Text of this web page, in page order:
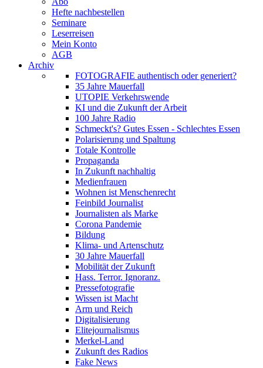
Hefte nachbestellen
Seminare
Leserreisen
Mein Konto
AGB
Archiv
FOTOGRAFIE authentisch oder generiert?
35 Jahre Mauerfall
UTOPIE Verkehrswende
KI und die Zukunft der Arbeit
100 Jahre Radio
Schmeckt's? Gutes Essen - Schlechtes Essen
Polarisierung und Spaltung
Totale Kontrolle
Propaganda
In Zukunft nachhaltig
Medienfrauen
Wohnen ist Menschenrecht
Feinbild Journalist
Journalisten als Marke
Corona Pandemie
Bildung
Klima- und Artenschutz
30 Jahre Mauerfall
Mobilität der Zukunft
Hass. Terror. Ignoranz.
Pressefotografie
Wissen ist Macht
Arm und Reich
Digitalisierung
Elitejournalismus
Merkel-Land
Zukunft des Radios
Fake News